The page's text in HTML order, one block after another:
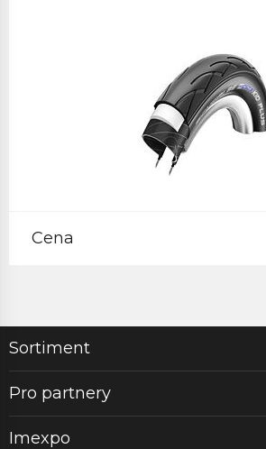
Cena
Sortiment
Pro partnery
Imexpo